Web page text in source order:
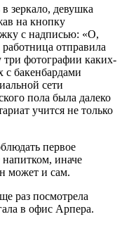
зеркало, девушка
на кнопку
с надписью: «О,
отправила
фотографии каких-
с бакенбардами
сети
пола была далеко
учится не только
первое
иначе
может и сам.
раз посмотрела
в офис Арпера.